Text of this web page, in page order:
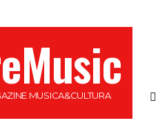
MUSICA&CULTURA